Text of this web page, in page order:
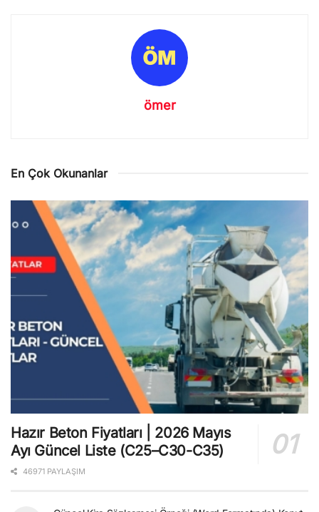
ömer
En Çok Okunanlar
Hazır Beton Fiyatları | 2026 Mayıs
Ayı Güncel Liste (C25–C30-C35)
46971 PAYLAŞIM